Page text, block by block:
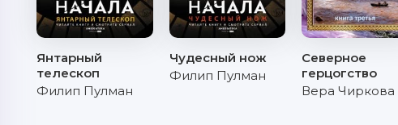
Янтарный
телескоп
Филип Пулман
Чудесный нож
Филип Пулман
Северное
герцогство
Вера Чиркова